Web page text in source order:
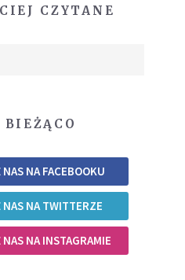
CZYTANE
NA FACEBOOKU
NAS NA TWITTERZE
NA INSTAGRAMIE